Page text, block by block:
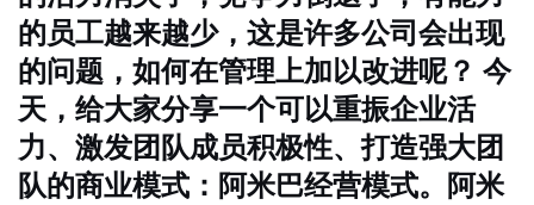
的员工越来越少，这是许多公司会出现
的问题，如何在管理上加以改进呢？ 今
天，给大家分享一个可以重振企业活
力、激发团队成员积极性、打造强大团
队的商业模式：阿米巴经营模式。
阿米